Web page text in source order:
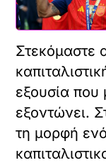
Στεκόμαστε
εξουσία που
εξοντώνει.
τη μορφή